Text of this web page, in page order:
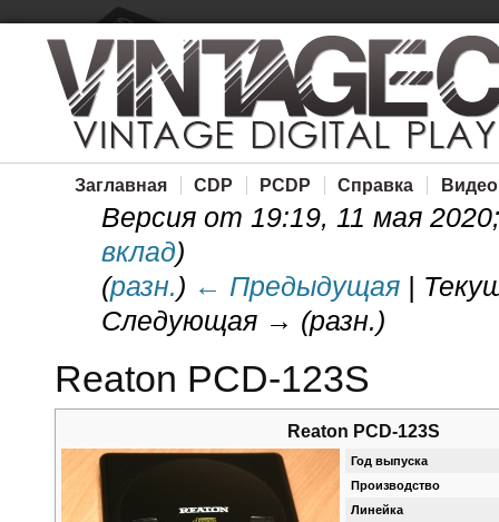
Заглавная CDP PCDP Справка Видео
Версия от 19:19, 11 мая
вклад)
(разн.) ← Предыдущая |
Следующая → (разн.)
Reaton PCD-123S
Reaton PCD-123S
Год выпуска
Производство
Линейка